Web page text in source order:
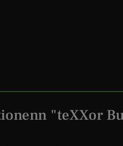
"teXXor